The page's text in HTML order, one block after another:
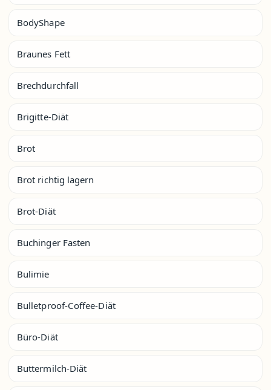
BodyShape
Braunes Fett
Brechdurchfall
Brigitte-Diät
Brot
Brot richtig lagern
Brot-Diät
Buchinger Fasten
Bulimie
Bulletproof-Coffee-Diät
Büro-Diät
Buttermilch-Diät